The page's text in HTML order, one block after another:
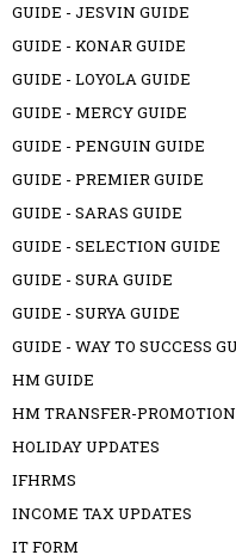
GUIDE - JESVIN GUIDE
GUIDE - KONAR GUIDE
GUIDE - LOYOLA GUIDE
GUIDE - MERCY GUIDE
GUIDE - PENGUIN GUIDE
GUIDE - PREMIER GUIDE
GUIDE - SARAS GUIDE
GUIDE - SELECTION GUIDE
GUIDE - SURA GUIDE
GUIDE - SURYA GUIDE
GUIDE - WAY TO SUCCESS
HM GUIDE
HM TRANSFER-PROMOTION
HOLIDAY UPDATES
IFHRMS
INCOME TAX UPDATES
IT FORM